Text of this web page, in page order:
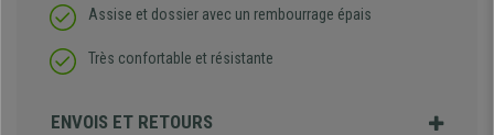
Assise et dossier avec un rembourrage épais
Très confortable et résistante
ENVOIS ET RETOURS